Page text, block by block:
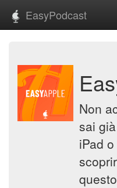
EasyPodcast
Non
sai
iPad